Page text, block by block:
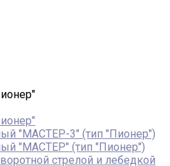
"МАСТЕР-3" (тип "Пионер")
"МАСТЕР" (тип "Пионер")
стрелой и лебедкой